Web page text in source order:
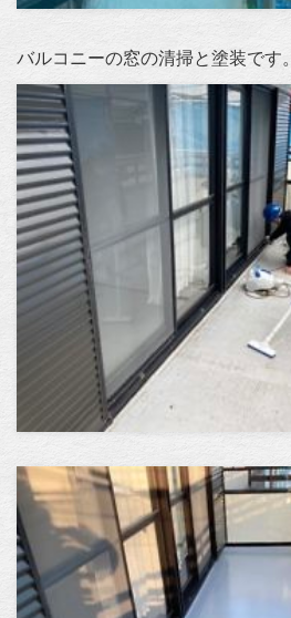
バルコニーの窓の清掃と塗装です。